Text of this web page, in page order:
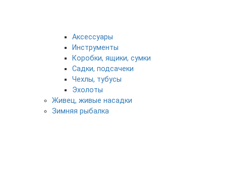
Аксессуары
Инструменты
Коробки, ящики, сумки
Садки, подсачеки
Чехлы, тубусы
Эхолоты
Живец, живые насадки
Зимняя рыбалка